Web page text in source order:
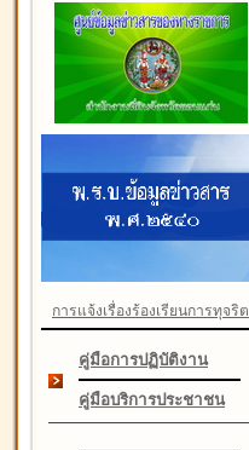
การแจ้งเรื่องร้องเรียนการทุจริต
คู่มือการปฏิบัติงาน
คู่มือบริการประชาชน